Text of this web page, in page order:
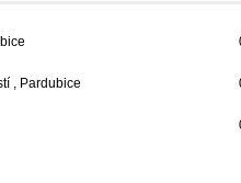
, Pardubice